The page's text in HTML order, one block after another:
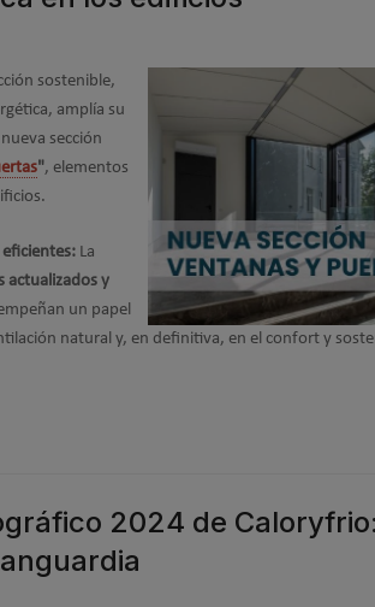
sostenible,
amplía su
sección
", elementos
La
actualizados y
un papel
natural y, en definitiva, en el confort y
2024 de